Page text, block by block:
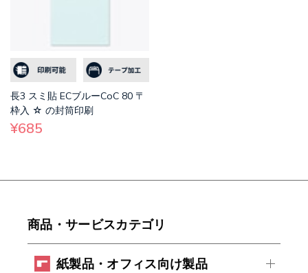
長3 スミ貼 ECブルーCoC 80 〒
枠入 ☆ の封筒印刷
¥685
商品・サービスカテゴリ
紙製品・オフィス向け製品